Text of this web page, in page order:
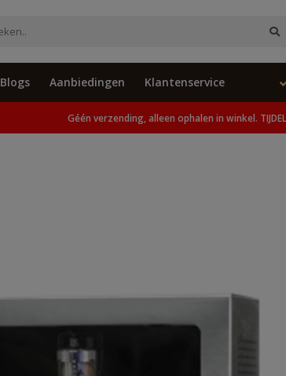
Blogs Aanbiedingen Klantenservice
Geen verzending, alleen ophalen in winkel.
Géén verzending, alleen ophalen in winkel.